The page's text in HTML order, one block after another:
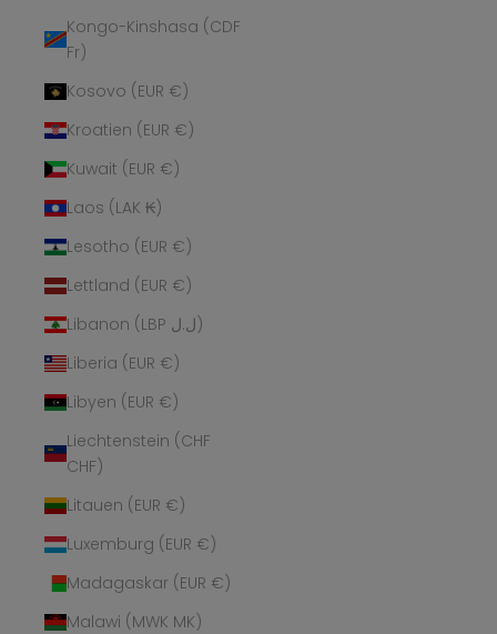
Kongo-Kinshasa (CDF
Fr)
Kosovo (EUR €)
Kroatien (EUR €)
Kuwait (EUR €)
Laos (LAK ₭)
Lesotho (EUR €)
Lettland (EUR €)
Libanon (LBP ل.ل)
Liberia (EUR €)
Libyen (EUR €)
Liechtenstein (CHF
CHF)
Litauen (EUR €)
Luxemburg (EUR €)
Madagaskar (EUR €)
Malawi (MWK MK)